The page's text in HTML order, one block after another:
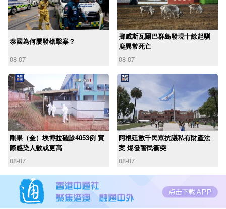
泰國為何屢發槍擊案？
08-07
挪威斯瓦爾巴群島發現十餘起馴
鹿異常死亡
08-07
剛果（金）埃博拉確診4053例 實
際感染人數或更高
08-07
阿根廷數千民眾抗議私有財產法
案 爆發警民衝突
08-07